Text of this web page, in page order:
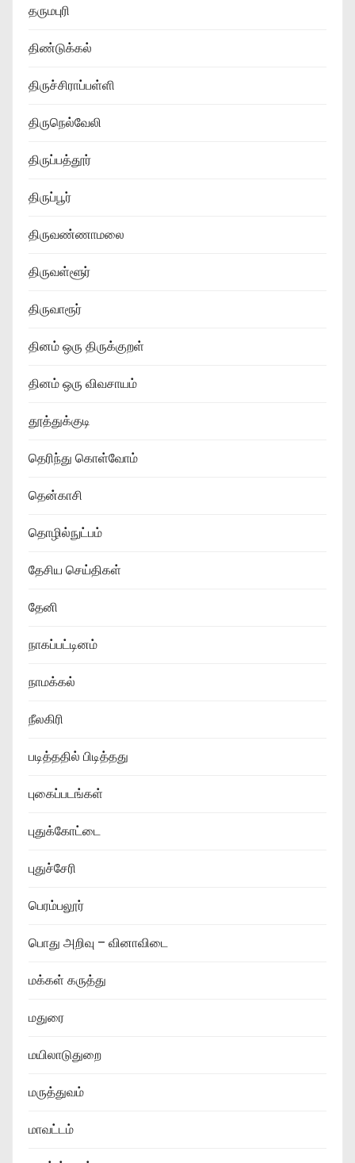
தருமபுரி
திண்டுக்கல்
திருச்சிராப்பள்ளி
திருநெல்வேலி
திருப்பத்தூர்
திருப்பூர்
திருவண்ணாமலை
திருவள்ளூர்
திருவாரூர்
தினம் ஒரு திருக்குறள்
தினம் ஒரு விவசாயம்
தூத்துக்குடி
தெரிந்து கொள்வோம்
தென்காசி
தொழில்நுட்பம்
தேசிய செய்திகள்
தேனி
நாகப்பட்டினம்
நாமக்கல்
நீலகிரி
படித்ததில் பிடித்தது
புகைப்படங்கள்
புதுக்கோட்டை
புதுச்சேரி
பெரம்பலூர்
பொது அறிவு – வினாவிடை
மக்கள் கருத்து
மதுரை
மயிலாடுதுறை
மருத்துவம்
மாவட்டம்